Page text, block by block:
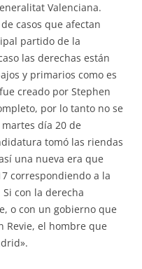
Valenciana.
casos que afectan
partido de la
las derechas están
y primarios como es
creado por Stephen
por lo tanto no se
día 20 de
tomó las riendas
una nueva era que
correspondiendo a la
con la derecha
o con un gobierno que
Revie, el hombre que